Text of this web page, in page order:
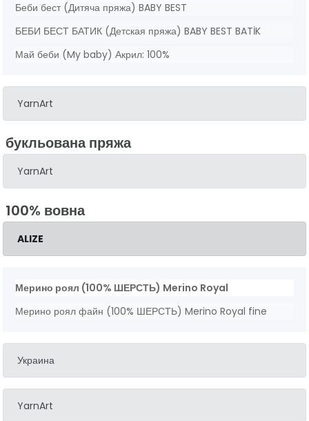
Беби бест (Дитяча пряжа) BABY BEST
БЕБИ БЕСТ БАТИК (Детская пряжа) BABY BEST BATİK
Май беби (My baby) Акрил: 100%
YarnArt
букльована пряжа
YarnArt
100% вовна
ALIZE
Мерино роял (100% ШЕРСТЬ) Merino Royal
Мерино роял файн (100% ШЕРСТЬ) Merino Royal fine
Украина
YarnArt